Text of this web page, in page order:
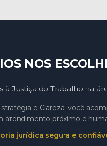
NOS
à Justiça do Trabalho na
e Clareza: você
atendimento próximo e
jurídica segura e